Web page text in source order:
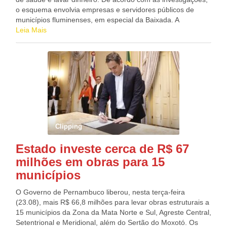
o esquema envolvia empresas e servidores públicos de
municípios fluminenses, em especial da Baixada. A
Operação Fármaco, desenvolvida em conjunto com a
de busca e apreensão em órgãos públicos, residências e
empresas localizadas na Baixada Fluminense e na Região
dos Lagos. De acordo com a PF, a investigação começou
em 2020, depois da identificação de um empresário que
usava empresas constituídas em nomes de “laranjas” para
fazer contratos na área de saúde com gestores municipais.
Essas empresas fraudavam o caráter competitivo das
licitações, pagavam vantagens indevidas a servidores
públicos e superfaturavam valores dos contratos. A PF
candidatos a cargos públicos. Os investigados poderão
responder por lavagem de dinheiro, organização criminosa e
frustração de caráter competitivo de licitação. Fonte: EBC
Leia Mais
Clipping
Estado investe cerca de R$ 67
milhões em obras para 15
municípios
O Governo de Pernambuco liberou, nesta terça-feira
(23.08), mais R$ 66,8 milhões para levar obras estruturais a
15 municípios da Zona da Mata Norte e Sul, Agreste Central,
Setentrional e Meridional, além do Sertão do Moxotó. Os